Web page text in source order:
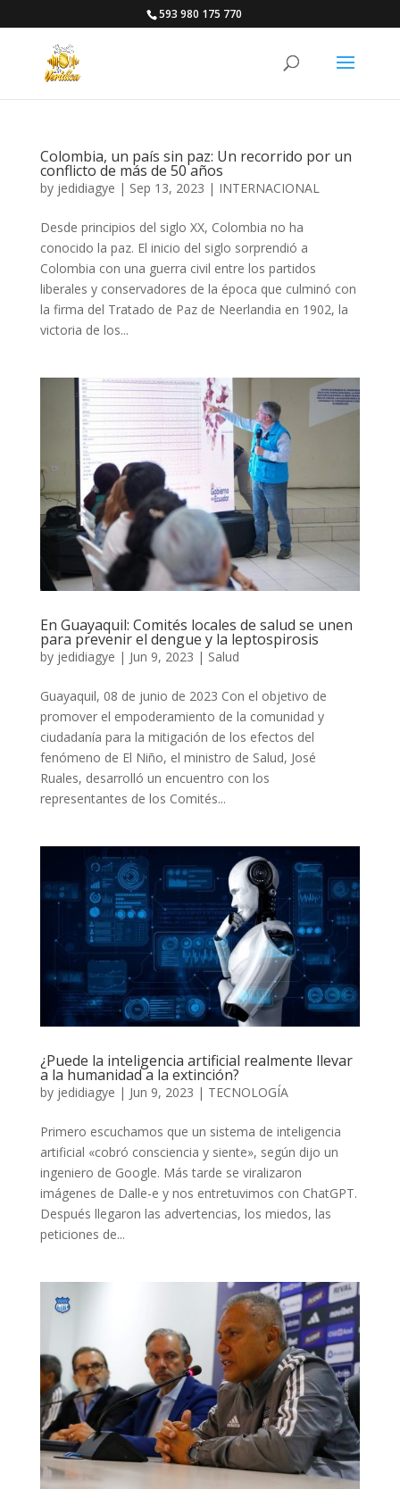
593 980 175 770
Colombia, un país sin paz: Un recorrido por un
conflicto de más de 50 años
by jedidiagye | Sep 13, 2023 | INTERNACIONAL
Desde principios del siglo XX, Colombia no ha
conocido la paz. El inicio del siglo sorprendió a
Colombia con una guerra civil entre los partidos
liberales y conservadores de la época que culminó con
la firma del Tratado de Paz de Neerlandia en 1902, la
victoria de los...
En Guayaquil: Comités locales de salud se unen
para prevenir el dengue y la leptospirosis
by jedidiagye | Jun 9, 2023 | Salud
Guayaquil, 08 de junio de 2023 Con el objetivo de
promover el empoderamiento de la comunidad y
ciudadanía para la mitigación de los efectos del
fenómeno de El Niño, el ministro de Salud, José
Ruales, desarrolló un encuentro con los
representantes de los Comités...
¿Puede la inteligencia artificial realmente llevar
a la humanidad a la extinción?
by jedidiagye | Jun 9, 2023 | TECNOLOGÍA
Primero escuchamos que un sistema de inteligencia
artificial «cobró consciencia y siente», según dijo un
ingeniero de Google. Más tarde se viralizaron
imágenes de Dalle-e y nos entretuvimos con ChatGPT.
Después llegaron las advertencias, los miedos, las
peticiones de...